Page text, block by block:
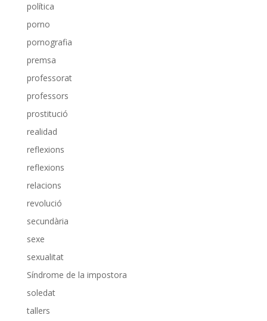
política
porno
pornografia
premsa
professorat
professors
prostitució
realidad
reflexions
reflexions
relacions
revolució
secundària
sexe
sexualitat
Síndrome de la impostora
soledat
tallers